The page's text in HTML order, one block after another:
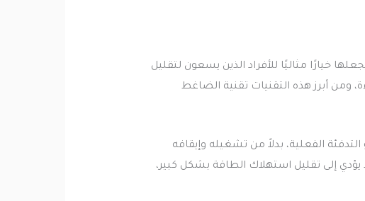
خيارًا مثاليًا للأفراد الذين يسعون لتقليل
ومن أبرز هذه التقنيات تقنية الضاغط
الفعلية، بدلاً من تشغيله وإيقافه
إلى تقليل استهلاك الطاقة بشكل كبير،